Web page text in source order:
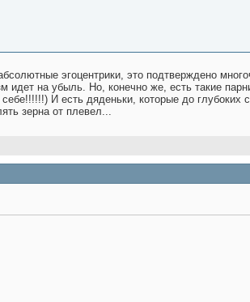
эгоцентрики, это подтверждено
идет на убыль. Но, конечно же, есть такие
себе!!!!!!) И есть дяденьки, которые до глубоких
зерна от плевел...